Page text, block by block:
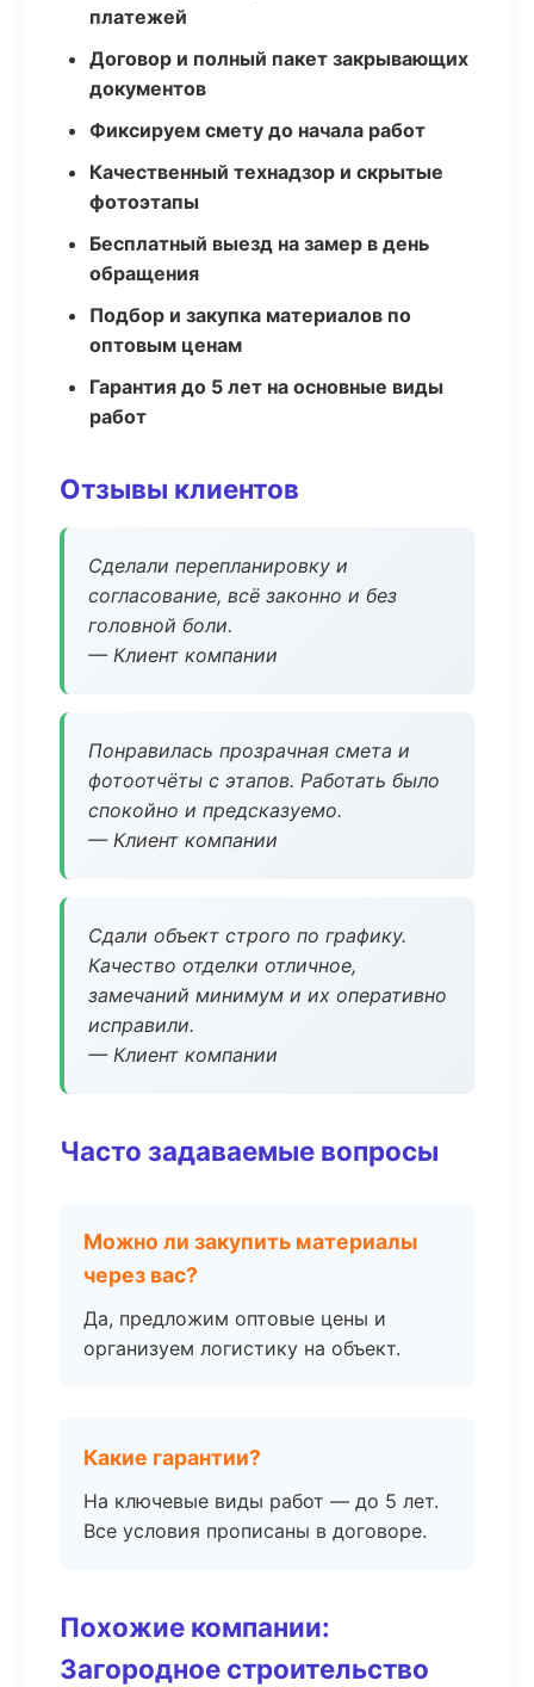
платежей
Договор и полный пакет закрывающих
документов
Фиксируем смету до начала работ
Качественный технадзор и скрытые
фотоэтапы
Бесплатный выезд на замер в день
обращения
Подбор и закупка материалов по
оптовым ценам
Гарантия до 5 лет на основные виды
работ
Отзывы клиентов
Сделали перепланировку и
согласование, всё законно и без
головной боли.
— Клиент компании
Понравилась прозрачная смета и
фотоотчёты с этапов. Работать было
спокойно и предсказуемо.
— Клиент компании
Сдали объект строго по графику.
Качество отделки отличное,
замечаний минимум и их оперативно
исправили.
— Клиент компании
Часто задаваемые вопросы
Можно ли закупить материалы
через вас?
Да, предложим оптовые цены и
организуем логистику на объект.
Какие гарантии?
На ключевые виды работ — до 5 лет.
Все условия прописаны в договоре.
Похожие компании:
Загородное строительство